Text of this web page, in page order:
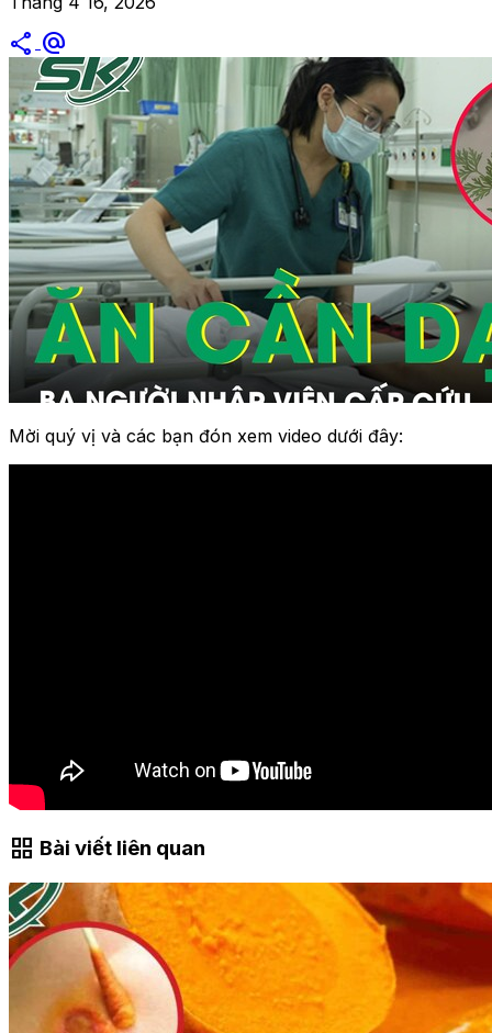
share alternate_email
Mời quý vị và các bạn đón xem video dưới đây:
grid_view Bài viết liên quan